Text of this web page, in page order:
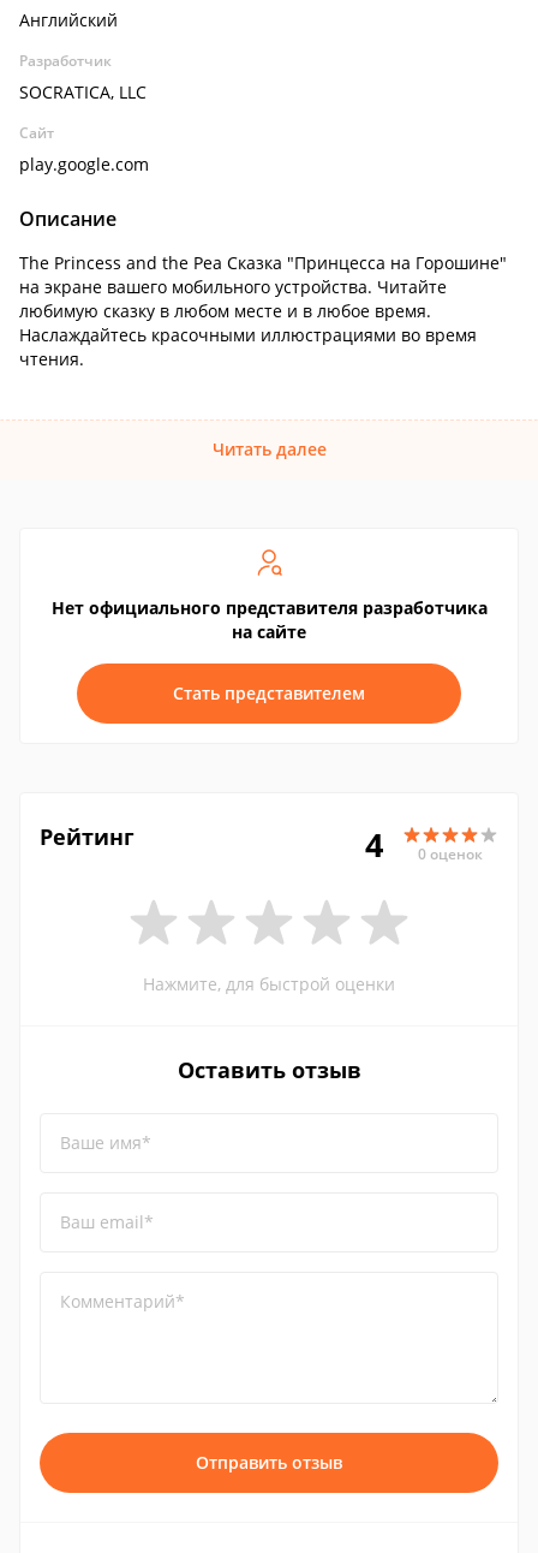
Английский
Разработчик
SOCRATICA, LLC
Сайт
play.google.com
Описание
The Princess and the Pea Сказка "Принцесса на Горошине"
на экране вашего мобильного устройства. Читайте
любимую сказку в любом месте и в любое время.
Наслаждайтесь красочными иллюстрациями во время
чтения.
Читать далее
Нет официального представителя разработчика
на сайте
Стать представителем
Рейтинг 4 0 оценок
Нажмите, для быстрой оценки
Оставить отзыв
Ваше имя*
Ваш email*
Комментарий*
Отправить отзыв